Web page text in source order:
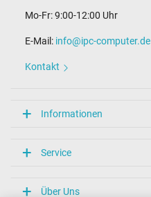
Mo-Fr: 9:00-12:00 Uhr
E-Mail: info@ipc-computer.de
Kontakt
Informationen
Service
Über Uns